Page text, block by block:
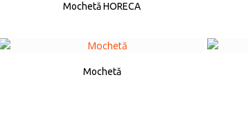
Mochetă HORECA
Mochetă